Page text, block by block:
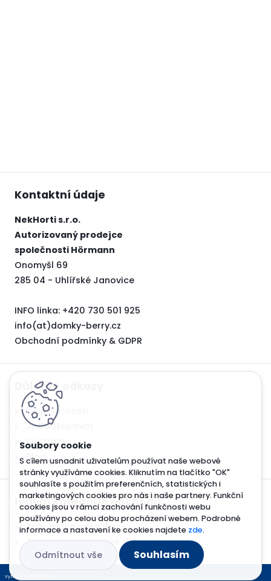
S cílem usnadnit uživatelům používat naše webové
stránky využíváme cookies. Kliknutím na tlačítko "OK"
souhlasíte s použitím preferenčních, statistických i
marketingových cookies pro nás i naše partnery. Funkční
cookies jsou v rámci zachování funkčnosti webu
používány po celou dobu procházení webem. Podrobné
informace a nastavení ke cookies najdete zde.
Odmítnout vše Souhlasím
Kontaktní údaje
NekHorti s.r.o.
Autorizovaný prodejce
společnosti Hörmann
Onomyšl 69
285 04 - Uhlířské Janovice
INFO linka: +420 730 501 925
info(at)domky-berry.cz
Obchodní podmínky & GDPR
Důležité odkazy
O společnosti
Jak nakupovat
Kontakty
Blog
Hlavní kategorie obchodu
Zahradní domky Berry
Zásobníky na krbové dřevo
Vytvořeno systémem